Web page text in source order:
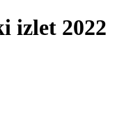
izlet 2022